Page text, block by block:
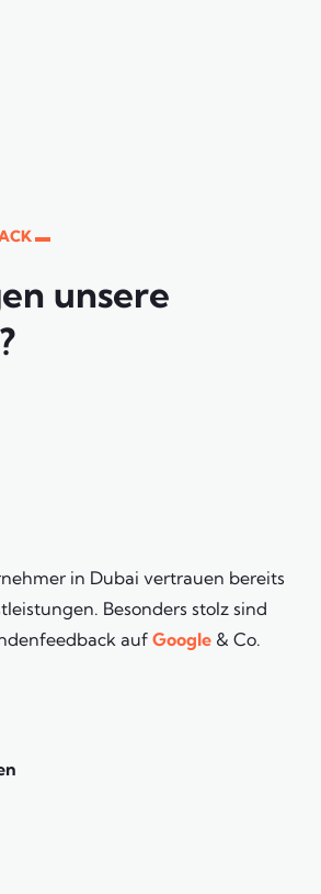
▬
unsere
in Dubai vertrauen bereits
Besonders stolz sind
auf Google & Co.